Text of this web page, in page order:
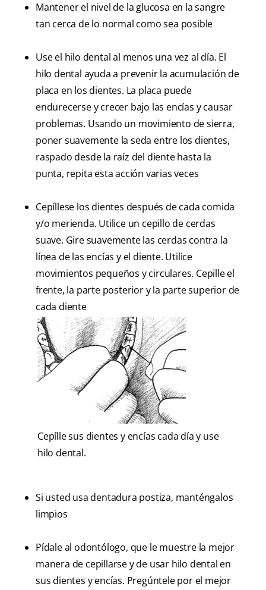
Mantener el nivel de la glucosa en la sangre
tan cerca de lo normal como sea posible
Use el hilo dental al menos una vez al día. El
hilo dental ayuda a prevenir la acumulación de
placa en los dientes. La placa puede
endurecerse y crecer bajo las encías y causar
problemas. Usando un movimiento de sierra,
poner suavemente la seda entre los dientes,
raspado desde la raíz del diente hasta la
punta, repita esta acción varias veces
Cepíllese los dientes después de cada comida
y/o merienda. Utilice un cepillo de cerdas
suave. Gire suavemente las cerdas contra la
línea de las encías y el diente. Utilice
movimientos pequeños y circulares. Cepille el
frente, la parte posterior y la parte superior de
cada diente
Cepílle sus dientes y encías cada día y use
hilo dental.
Si usted usa dentadura postiza, manténgalos
limpios
Pídale al odontólogo, que le muestre la mejor
manera de cepillarse y de usar hilo dental en
sus dientes y encías. Pregúntele por el mejor